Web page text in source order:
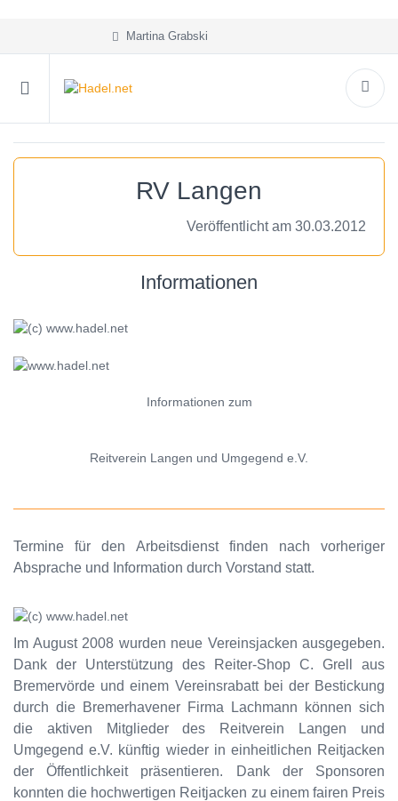
Martina Grabski
RV Langen
Veröffentlicht am 30.03.2012
Informationen
Informationen zum
Reitverein Langen und Umgegend e.V.
Termine für den Arbeitsdienst finden nach vorheriger
Absprache und Information durch Vorstand statt.
Im August 2008 wurden neue Vereinsjacken ausgegeben.
Dank der Unterstützung des Reiter-Shop C. Grell aus
Bremervörde und einem Vereinsrabatt bei der Bestickung
durch die Bremerhavener Firma Lachmann können sich
die aktiven Mitglieder des Reitverein Langen und
Umgegend e.V. künftig wieder in einheitlichen Reitjacken
der Öffentlichkeit präsentieren. Dank der Sponsoren
konnten die hochwertigen Reitjacken zu einem fairen Preis